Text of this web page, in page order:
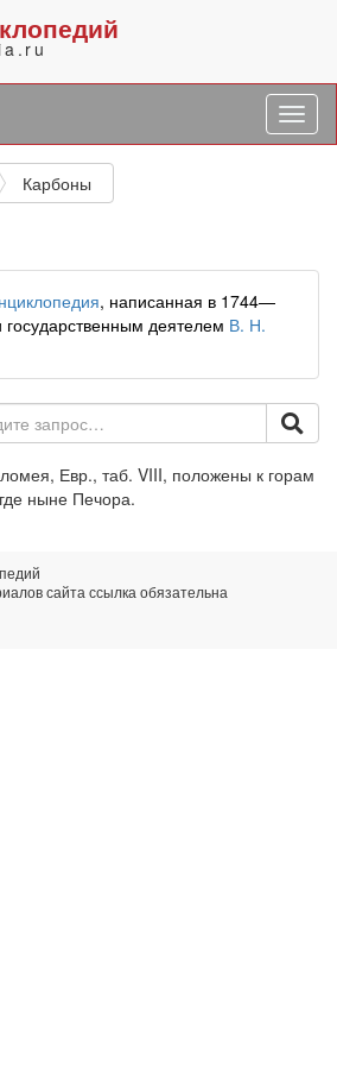
Карбоны
, написанная в 1744—
государственным деятелем В. Н.
Евр., таб. VIII, положены к горам
ныне Печора.
сайта ссылка обязательна